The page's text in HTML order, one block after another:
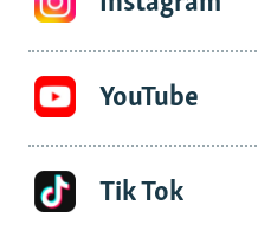
YouTube
Tik Tok